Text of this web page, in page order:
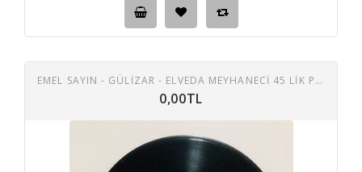
EMEL SAYIN - GÜLİZAR - ELVEDA MEYHANECİ 45 LİK PLAK
0,00TL